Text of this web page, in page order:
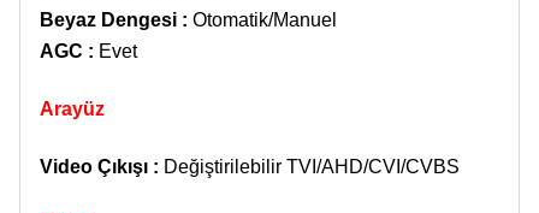
Beyaz Dengesi : Otomatik/Manuel
AGC : Evet
Arayüz
Video Çıkışı : Değiştirilebilir TVI/AHD/CVI/CVBS